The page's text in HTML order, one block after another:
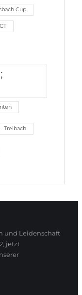
Cup
Treibach
und Leidenschaft
jetzt